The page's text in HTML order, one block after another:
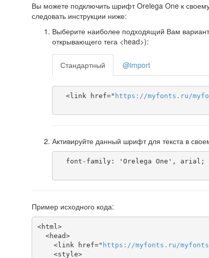
Вы можете подключить шрифт Orelega One к
следовать инструкции ниже:
Выберите наиболее подходящий Вам вариант
открывающего тега <head>):
Стандартный @import
  <link href="
https ://myfonts . ru /
Активируйте данный шрифт для текста в
Пример исходного кода:
<html>
    <link href="
https ://myfonts . ru /myfonts